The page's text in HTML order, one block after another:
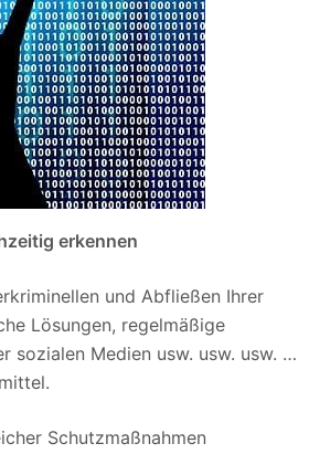
erkennen
und Abfließen Ihrer
Lösungen, regelmäßige
sozialen Medien usw. usw. usw. …
Schutzmaßnahmen